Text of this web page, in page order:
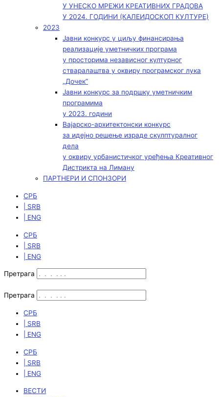
У УНЕСКО МРЕЖИ КРЕАТИВНИХ ГРАДОВА
У 2024. ГОДИНИ (КАЛЕИДОСКОП КУЛТУРЕ)
2023
Јавни конкурс у циљу финансирања
реализације уметничких програма
у просторима независног културног
стваралаштва у оквиру програмског лука
„Дочек”
Јавни конкурс за подршку уметничким
програмима
у 2023. години
Вајарско-архитектонски конкурс
за идејно решење израде скулптуралног
дела
у оквиру урбанистичког уређења Креативног
Дистрикта на Лиману
ПАРТНЕРИ И СПОНЗОРИ
СРБ
| SRB
| ENG
СРБ
| SRB
| ENG
Претрага
Претрага
СРБ
| SRB
| ENG
СРБ
| SRB
| ENG
ВЕСТИ